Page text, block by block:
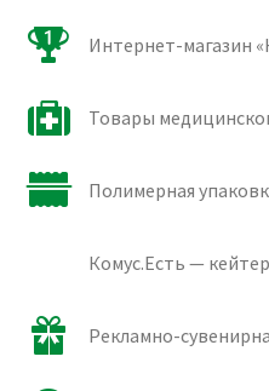
Интернет-магазин
Товары
Полимерная
Комус.Есть —
Рекламно-